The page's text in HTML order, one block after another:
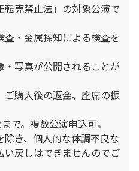
売禁止法」の対象公演で
・金属探知による検査を
写真が公開されることが
購入後の返金、座席の振
で。複数公演申込可。
き、個人的な体調不良な
い戻しはできませんのでご